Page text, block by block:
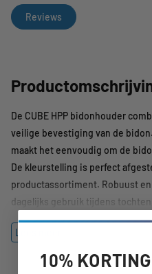
Reviews
De CUBE HPP bidonhouder
veilige bevestiging van de
maakt het eenvoudig om de
De kleurstelling is perfect
productassortiment. Robuust
dagelijks gebruik tijdens
Lees meer
10%